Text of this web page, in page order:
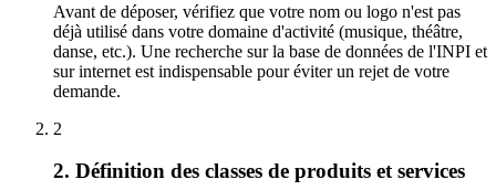
Avant de déposer, vérifiez que votre nom ou logo n'est pas
déjà utilisé dans votre domaine d'activité (musique, théâtre,
danse, etc.). Une recherche sur la base de données de l'INPI et
sur internet est indispensable pour éviter un rejet de votre
demande.
2
2. Définition des classes de produits et services